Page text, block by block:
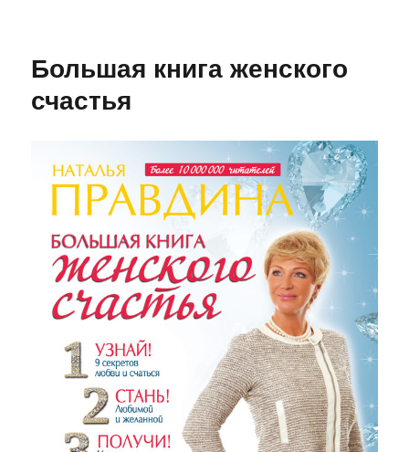
всей
Большая книга женского
счастья